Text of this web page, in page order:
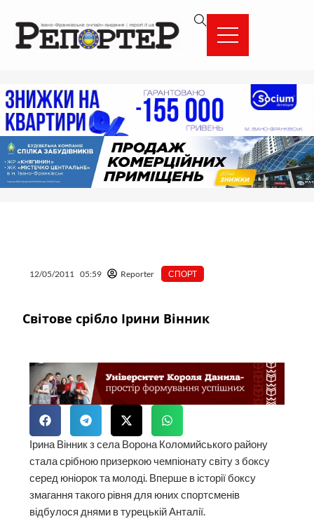
вмісту
12/05/2011 05:59 Reporter СПОРТ
Світове срібло Ірини Вінник
Ірина Вінник з села Ворона Коломийського району
стала срібною призеркою чемпіонату світу з боксу
серед юніорок та молоді. Вперше в історії боксу
змагання такого рівня для юних спортсменів
відбулося днями в турецькій Анталії.